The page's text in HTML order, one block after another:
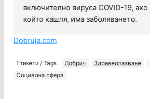
включително вируса COVID-19, ако
който кашля, има заболяването.
Dobruja.com
Етикети / Tags Добрич Здравеопазване
Социална сфера